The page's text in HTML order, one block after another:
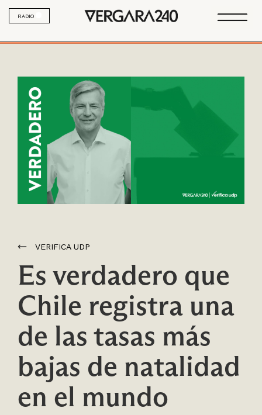
RADIO
VERIFICA UDP
Es verdadero que
Chile registra una
de las tasas más
bajas de natalidad
en el mundo